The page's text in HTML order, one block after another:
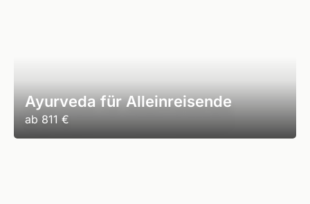
Ayurveda für Alleinreisende
ab 811 €